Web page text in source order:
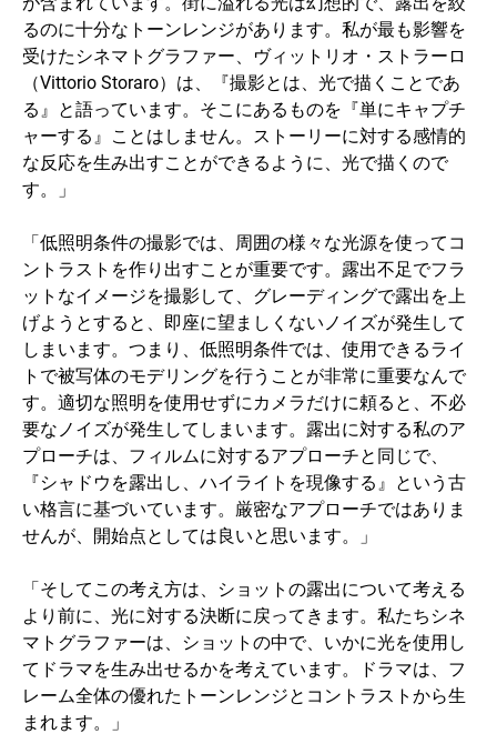
るのに十分なトーンレンジがあります。私が最も影響を
受けたシネマトグラファー、ヴィットリオ・ストラーロ
（Vittorio Storaro）は、『撮影とは、光で描くことであ
る』と語っています。そこにあるものを『単にキャプチ
ャーする』ことはしません。ストーリーに対する感情的
な反応を生み出すことができるように、光で描くので
す。」
「低照明条件の撮影では、周囲の様々な光源を使ってコ
ントラストを作り出すことが重要です。露出不足でフラ
ットなイメージを撮影して、グレーディングで露出を上
げようとすると、即座に望ましくないノイズが発生して
しまいます。つまり、低照明条件では、使用できるライ
トで被写体のモデリングを行うことが非常に重要なんで
す。適切な照明を使用せずにカメラだけに頼ると、不必
要なノイズが発生してしまいます。露出に対する私のア
プローチは、フィルムに対するアプローチと同じで、
『シャドウを露出し、ハイライトを現像する』という古
い格言に基づいています。厳密なアプローチではありま
せんが、開始点としては良いと思います。」
「そしてこの考え方は、ショットの露出について考える
より前に、光に対する決断に戻ってきます。私たちシネ
マトグラファーは、ショットの中で、いかに光を使用し
てドラマを生み出せるかを考えています。ドラマは、フ
レーム全体の優れたトーンレンジとコントラストから生
まれます。」